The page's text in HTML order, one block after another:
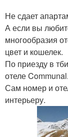
Не сдает
А если вы
многообразия
цвет и кошелек.
По приезду в
отеле Communal.
Сам номер и
интерьеру.